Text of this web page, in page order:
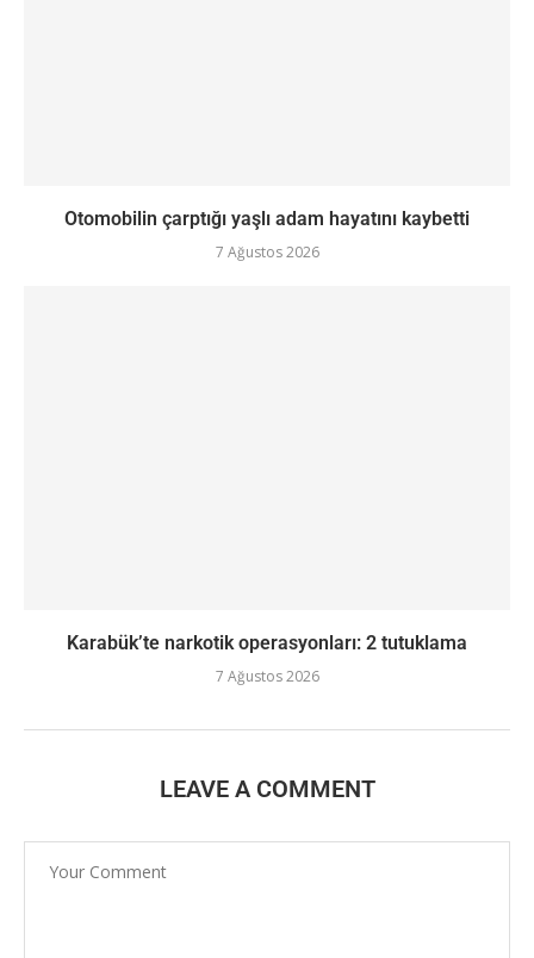
Otomobilin çarptığı yaşlı adam hayatını kaybetti
7 Ağustos 2026
Karabük’te narkotik operasyonları: 2 tutuklama
7 Ağustos 2026
LEAVE A COMMENT